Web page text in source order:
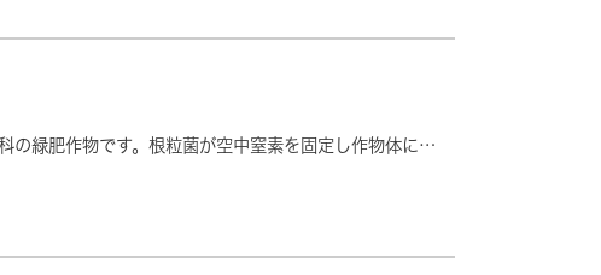
の緑肥作物です。根粒菌が空中窒素を固定し作物体に…